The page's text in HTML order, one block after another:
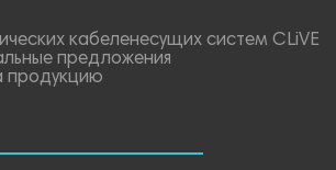
кабеленесущих систем CLiVE
предложения
продукцию